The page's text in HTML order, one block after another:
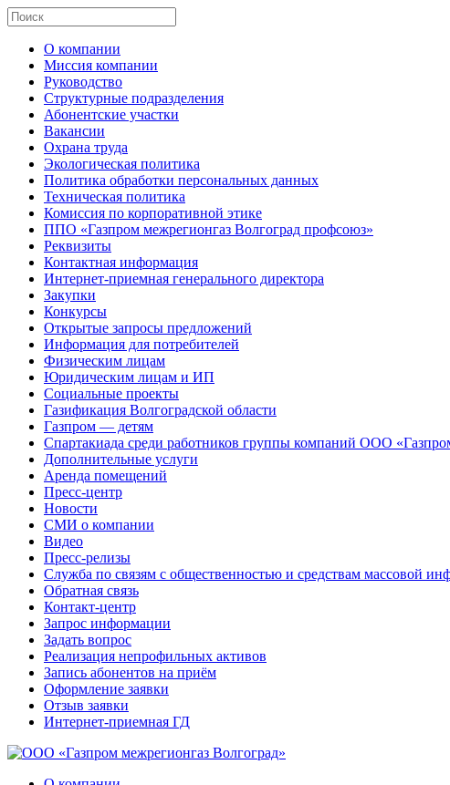
О компании
Миссия компании
Руководство
Структурные подразделения
Абонентские участки
Вакансии
Охрана труда
Экологическая политика
Политика обработки персональных данных
Техническая политика
Комиссия по корпоративной этике
ППО «Газпром межрегионгаз Волгоград профсоюз»
Реквизиты
Контактная информация
Интернет-приемная генерального директора
Закупки
Конкурсы
Открытые запросы предложений
Информация для потребителей
Физическим лицам
Юридическим лицам и ИП
Социальные проекты
Газификация Волгоградской области
Газпром — детям
Спартакиада среди работников группы компаний ООО
Дополнительные услуги
Аренда помещений
Пресс-центр
Новости
СМИ о компании
Видео
Пресс-релизы
Служба по связям с общественностью и средствам массовой
Обратная связь
Контакт-центр
Запрос информации
Задать вопрос
Реализация непрофильных активов
Запись абонентов на приём
Оформление заявки
Отзыв заявки
Интернет-приемная ГД